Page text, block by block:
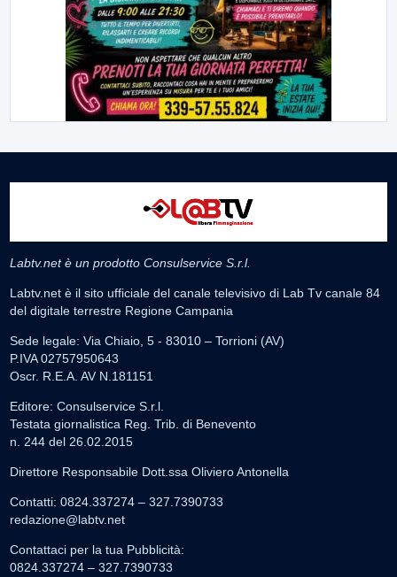
Labtv.net è un prodotto Consulservice S.r.l.
Labtv.net è il sito ufficiale del canale televisivo di Lab Tv canale 84
del digitale terrestre Regione Campania
Sede legale: Via Chiaio, 5 - 83010 – Torrioni (AV)
P.IVA 02757950643
Oscr. R.E.A. AV N.181151
Editore: Consulservice S.r.l.
Testata giornalistica Reg. Trib. di Benevento
n. 244 del 26.02.2015
Direttore Responsabile Dott.ssa Oliviero Antonella
Contatti: 0824.337274 – 327.7390733
redazione@labtv.net
Contattaci per la tua Pubblicità:
0824.337274 – 327.7390733